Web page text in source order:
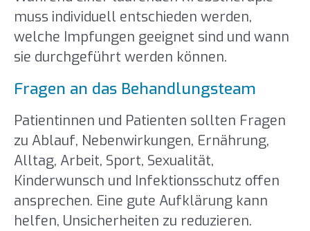
muss individuell entschieden werden,
welche Impfungen geeignet sind und wann
sie durchgeführt werden können.
Fragen an das Behandlungsteam
Patientinnen und Patienten sollten Fragen
zu Ablauf, Nebenwirkungen, Ernährung,
Alltag, Arbeit, Sport, Sexualität,
Kinderwunsch und Infektionsschutz offen
ansprechen. Eine gute Aufklärung kann
helfen, Unsicherheiten zu reduzieren.